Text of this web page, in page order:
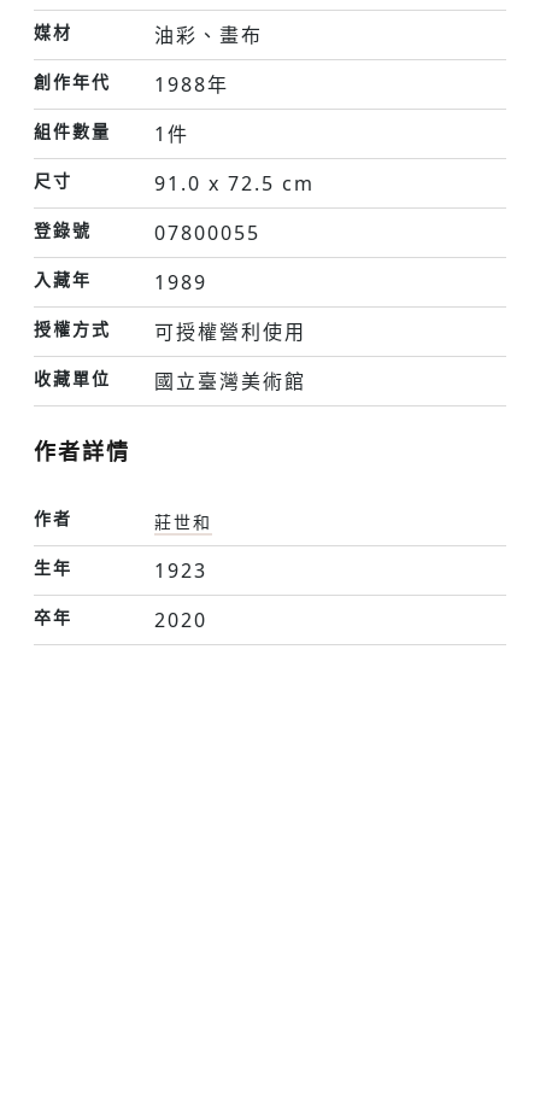
媒材 油彩、畫布
創作年代 1988年
組件數量 1件
尺寸 91.0 x 72.5 cm
登錄號 07800055
入藏年 1989
授權方式 可授權營利使用
收藏單位 國立臺灣美術館
作者詳情
作者
莊世和
生年
1923
卒年 2020